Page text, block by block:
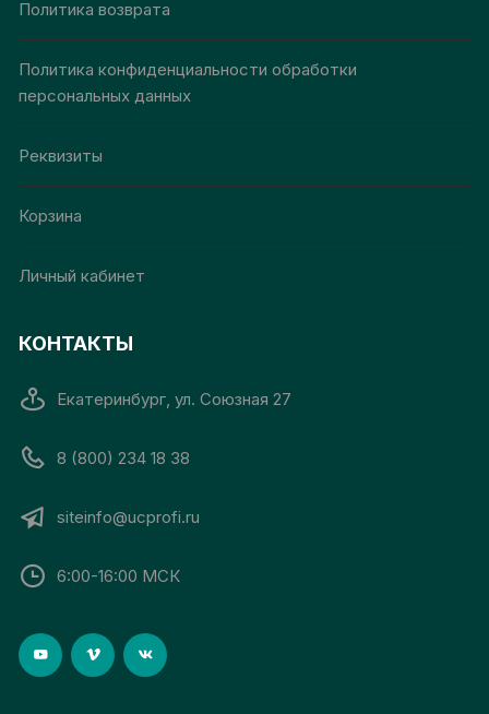
Политика возврата
Политика конфиденциальности обработки
персональных данных
Реквизиты
Корзина
Личный кабинет
КОНТАКТЫ
Екатеринбург, ул. Союзная 27
8 (800) 234 18 38
siteinfo@ucprofi.ru
6:00-16:00 МСК